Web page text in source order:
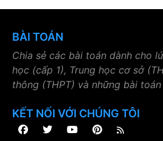
BÀI TOÁN
Chia sẻ các bài toán dành cho
học (cấp 1), Trung học cơ sở
thông (THPT) và những bài toán
KẾT NỐI VỚI CHÚNG TÔI